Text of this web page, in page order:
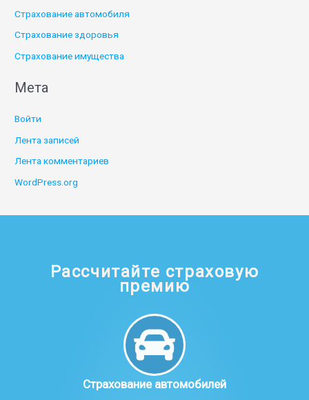
Страхование автомобиля
Страхование здоровья
Страхование имущества
Мета
Войти
Лента записей
Лента комментариев
WordPress.org
Рассчитайте страховую
премию
Страхование автомобилей